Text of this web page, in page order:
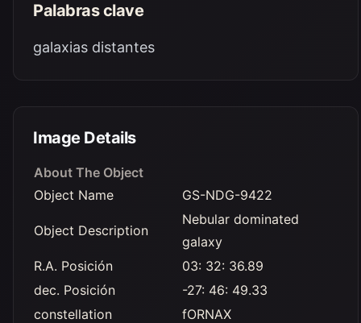
Palabras clave
galaxias distantes
Image Details
About The Object
Object Name
GS-NDG-9422
Object Description
Nebular dominated
galaxy
R.A. Posición
03: 32: 36.89
dec. Posición
-27: 46: 49.33
constellation
fORNAX